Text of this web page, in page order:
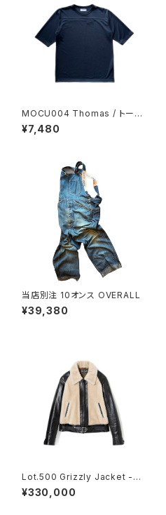
MOCU004 Thomas / トーマ
ス
¥7,480
当店別注 10オンス OVERALL
¥39,380
Lot.500 Grizzly Jacket -Bl
ack × White-
¥330,000